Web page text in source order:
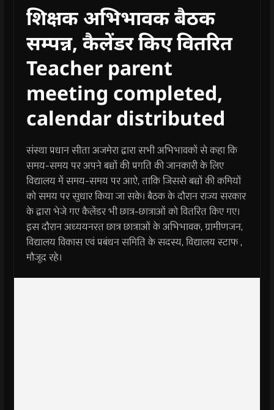
शिक्षक अभिभावक बैठक
सम्पन्न, कैलेंडर किए वितरित
Teacher parent
meeting completed,
calendar distributed
संस्था प्रधान सीता अजमेरा द्वारा सभी अभिभावकों से कहा कि
समय-समय पर अपने बच्चों की प्रगति की जानकारी के लिए
विद्यालय में समय-समय पर आऐ, ताकि जिससे बच्चों की कमियों
को समय पर सुधार किया जा सके। बैठक के दौरान राज्य सरकार
के द्वारा भेजे गए कैलेंडर भी छात्र-छात्राओं को वितरित किए गए।
इस दौरान अध्ययनरत छात्र छात्राओं के अभिभावक, ग्रामीणजन,
विद्यालय विकास एवं प्रबंधन समिति के सदस्य, विद्यालय स्टाफ ,
मौजूद रहे।